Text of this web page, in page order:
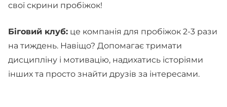
свої скрини пробіжок!
Біговий клуб: це компанія для пробіжок 2-3 рази
на тиждень. Навіщо? Допомагає тримати
дисципліну і мотивацію, надихатись історіями
інших та просто знайти друзів за інтересами.